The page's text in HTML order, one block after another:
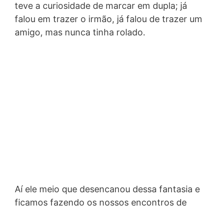
teve a curiosidade de marcar em dupla; já
falou em trazer o irmão, já falou de trazer um
amigo, mas nunca tinha rolado.
Aí ele meio que desencanou dessa fantasia e
ficamos fazendo os nossos encontros de